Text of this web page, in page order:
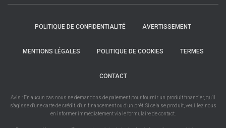
POLITIQUE DE CONFIDENTIALITÉ AVERTISSEMENT
MENTIONS LÉGALES POLITIQUE DE COOKIES TERMES
CONTACT
Avis : En aucun cas nous ne demandons de paiement pour fournir un produit financier, qu'il
s'agisse d'une carte de crédit, d'un financement ou d'un prêt. Si cela se produit, veuillez nous
en informer immédiatement via le formulaire de contact.